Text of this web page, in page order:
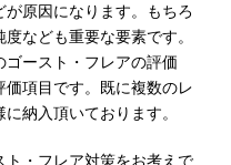
原因になります。もちろ
なども重要な要素です。
ースト・フレアの評価
項目です。既に複数のレ
納入頂いております。
・フレア対策をお考えで